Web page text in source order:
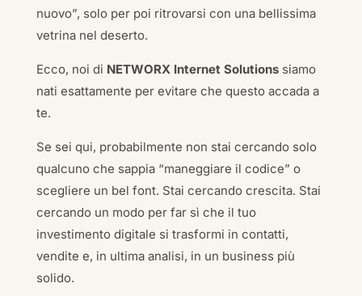
nuovo”, solo per poi ritrovarsi con una bellissima
vetrina nel deserto.
Ecco, noi di NETWORX Internet Solutionssiamo
nati esattamente per evitare che questo accada a
te.
Se sei qui, probabilmente non stai cercando solo
qualcuno che sappia “maneggiare il codice” o
scegliere un bel font. Stai cercando crescita. Stai
cercando un modo per far sì che il tuo
investimento digitale si trasformi in contatti,
vendite e, in ultima analisi, in un business più
solido.